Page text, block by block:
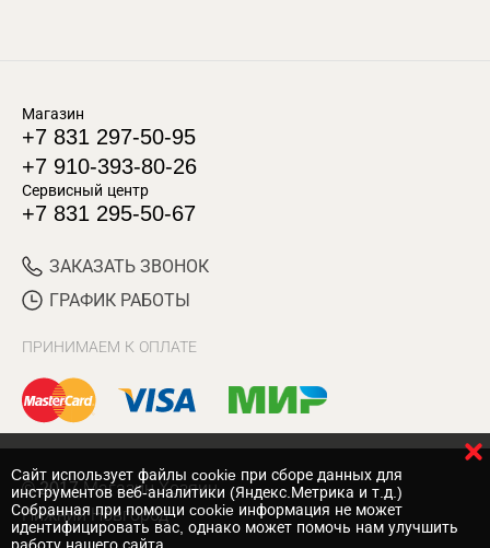
Магазин
+7 831 297-50-95
+7 910-393-80-26
Сервисный центр
+7 831 295-50-67
ЗАКАЗАТЬ ЗВОНОК
ГРАФИК РАБОТЫ
ПРИНИМАЕМ К ОПЛАТЕ
© 2017 Магазин Хозяин
Нижний Новгород
Cайт использует файлы cookie при сборе данных для
инструментов веб-аналитики (Яндекс.Метрика и т.д.)
Собранная при помощи cookie информация не может
идентифицировать вас, однако может помочь нам улучшить